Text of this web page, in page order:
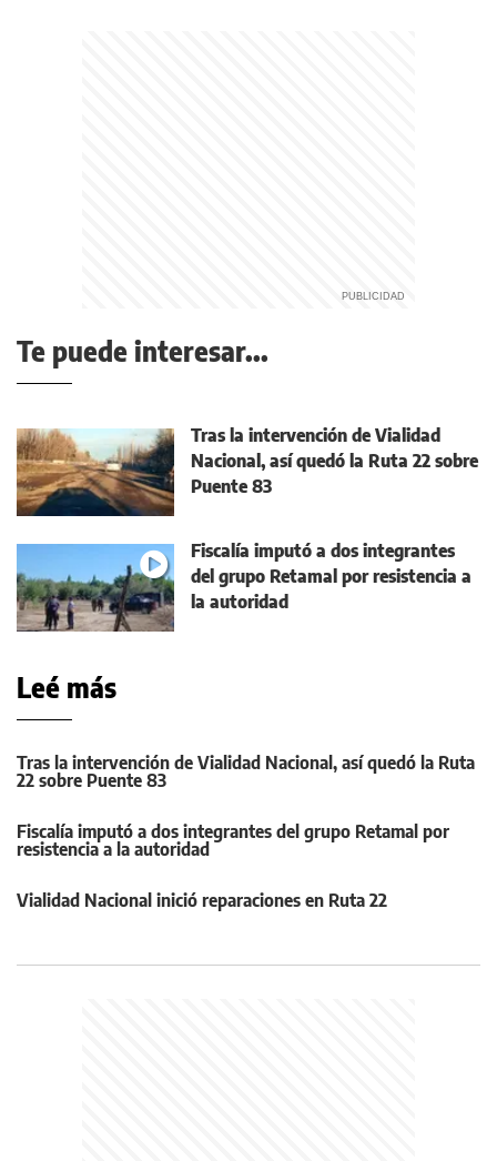
Te puede interesar...
Tras la intervención de Vialidad
Nacional, así quedó la Ruta 22 sobre
Puente 83
Fiscalía imputó a dos integrantes
del grupo Retamal por resistencia a
la autoridad
Leé más
Tras la intervención de Vialidad Nacional, así quedó la Ruta
22 sobre Puente 83
Fiscalía imputó a dos integrantes del grupo Retamal por
resistencia a la autoridad
Vialidad Nacional inició reparaciones en Ruta 22